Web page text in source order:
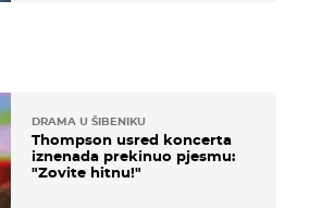
DRAMA U ŠIBENIKU
Thompson usred koncerta
iznenada prekinuo pjesmu:
"Zovite hitnu!"